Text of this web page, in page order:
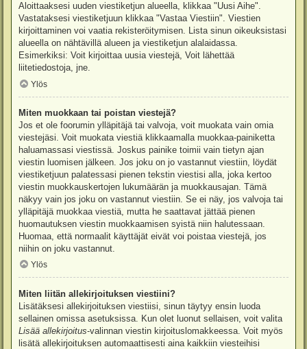
Aloittaaksesi uuden viestiketjun alueella, klikkaa "Uusi Aihe".
Vastataksesi viestiketjuun klikkaa "Vastaa Viestiin". Viestien
kirjoittaminen voi vaatia rekisteröitymisen. Lista sinun oikeuksistasi
alueella on nähtävillä alueen ja viestiketjun alalaidassa.
Esimerkiksi: Voit kirjoittaa uusia viestejä, Voit lähettää
liitetiedostoja, jne.
Ylös
Miten muokkaan tai poistan viestejä?
Jos et ole foorumin ylläpitäjä tai valvoja, voit muokata vain omia
viestejäsi. Voit muokata viestiä klikkaamalla muokkaa-painiketta
haluamassasi viestissä. Joskus painike toimii vain tietyn ajan
viestin luomisen jälkeen. Jos joku on jo vastannut viestiin, löydät
viestiketjuun palatessasi pienen tekstin viestisi alla, joka kertoo
viestin muokkauskertojen lukumäärän ja muokkausajan. Tämä
näkyy vain jos joku on vastannut viestiin. Se ei näy, jos valvoja tai
ylläpitäjä muokkaa viestiä, mutta he saattavat jättää pienen
huomautuksen viestin muokkaamisen syistä niin halutessaan.
Huomaa, että normaalit käyttäjät eivät voi poistaa viestejä, jos
niihin on joku vastannut.
Ylös
Miten liitän allekirjoituksen viestiini?
Lisätäksesi allekirjoituksen viestiisi, sinun täytyy ensin luoda
sellainen omissa asetuksissa. Kun olet luonut sellaisen, voit valita
Lisää allekirjoitus-valinnan viestin kirjoituslomakkeessa. Voit myös
lisätä allekirjoituksen automaattisesti aina kaikkiin viesteihisi